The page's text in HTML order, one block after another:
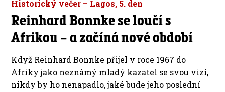
Historický večer – Lagos, 5. den
Reinhard Bonnke se loučí s
Afrikou – a začíná nové období
Když Reinhard Bonnke přijel v roce 1967 do
Afriky jako neznámý mladý kazatel se svou vizí,
nikdy by ho nenapadlo, jaké bude jeho poslední